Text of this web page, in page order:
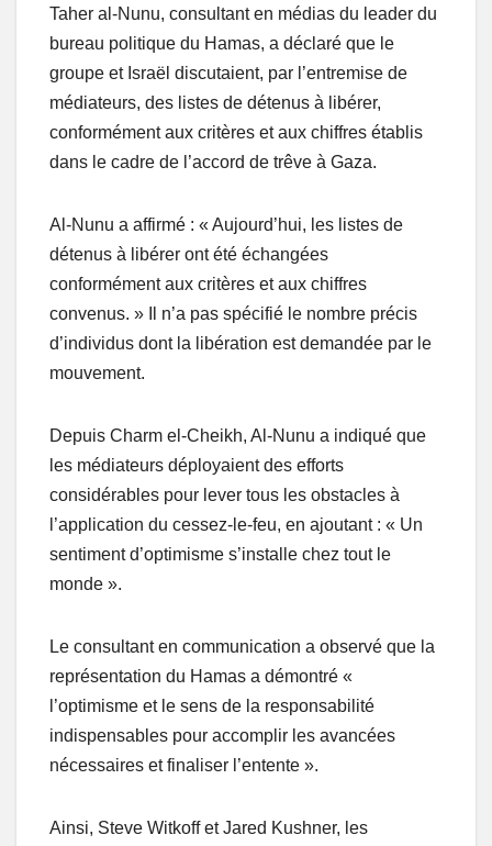
Taher al-Nunu, consultant en médias du leader du
bureau politique du Hamas, a déclaré que le
groupe et Israël discutaient, par l’entremise de
médiateurs, des listes de détenus à libérer,
conformément aux critères et aux chiffres établis
dans le cadre de l’accord de trêve à Gaza.
Al-Nunu a affirmé : « Aujourd’hui, les listes de
détenus à libérer ont été échangées
conformément aux critères et aux chiffres
convenus. » Il n’a pas spécifié le nombre précis
d’individus dont la libération est demandée par le
mouvement.
Depuis Charm el-Cheikh, Al-Nunu a indiqué que
les médiateurs déployaient des efforts
considérables pour lever tous les obstacles à
l’application du cessez-le-feu, en ajoutant : « Un
sentiment d’optimisme s’installe chez tout le
monde ».
Le consultant en communication a observé que la
représentation du Hamas a démontré «
l’optimisme et le sens de la responsabilité
indispensables pour accomplir les avancées
nécessaires et finaliser l’entente ».
Ainsi, Steve Witkoff et Jared Kushner, les